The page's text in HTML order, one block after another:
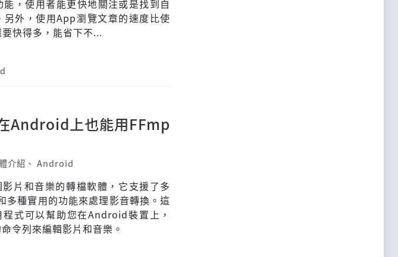
，使用者能更快地關注或是找到自
另外，使用App瀏覽文章的速度比使
快得多，能省下不...
上也能用FFmp
介紹 、 Android
片和音樂的轉檔軟體，它支援了多
多種實用的功能來處理影音轉換。這
式可以幫助您在Android裝置上，
令列來編輯影片和音樂。